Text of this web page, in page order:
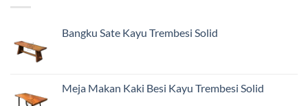
Bangku Sate Kayu Trembesi Solid
Meja Makan Kaki Besi Kayu Trembesi Solid